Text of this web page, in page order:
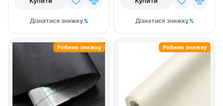
Дізнатися знижку Дізнатися знижку
Робимо знижку Робимо знижку